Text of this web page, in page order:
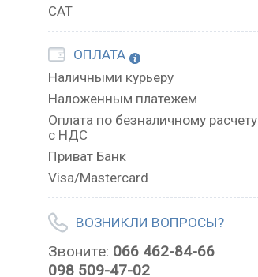
САТ
ОПЛАТА
Наличными курьеру
Наложенным платежем
Оплата по безналичному расчету
с НДС
Приват Банк
Visa/Mastercard
ВОЗНИКЛИ ВОПРОСЫ?
Звоните: 066 462-84-66
098 509-47-02